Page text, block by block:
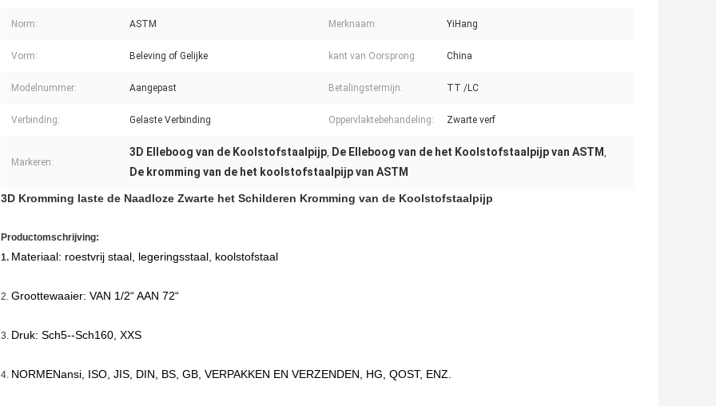
Norm: ASTM Merknaam: YiHang
Vorm: Beleving of Gelijke kant van Oorsprong: China
Modelnummer: Aangepast Betalingstermijn: TT /LC
Verbinding: Gelaste Verbinding Oppervlaktebehandeling: Zwarte verf
Markeren:
3D Elleboog van de Koolstofstaalpijp, De Elleboog van de het Koolstofstaalpijp van ASTM ,
De kromming van de het koolstofstaalpijp van ASTM
3D Kromming laste de Naadloze Zwarte het Schilderen Kromming van de Koolstofstaalpijp
Productomschrijving:
1. Materiaal: roestvrij staal, legeringsstaal, koolstofstaal
2. Groottewaaier: VAN 1/2“ AAN 72“
3. Druk: Sch5--Sch160, XXS
4. NORMENansi, ISO, JIS, DIN, BS, GB, VERPAKKEN EN VERZENDEN, HG, QOST, ENZ.